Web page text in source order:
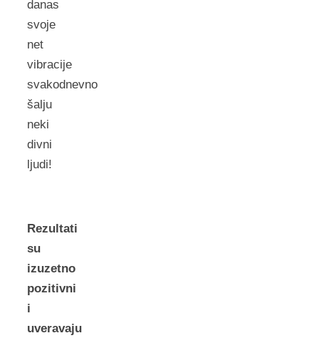
danas
svoje
net
vibracije
svakodnevno
šalju
neki
divni
ljudi!
Rezultati
su
izuzetno
pozitivni
i
uveravaju